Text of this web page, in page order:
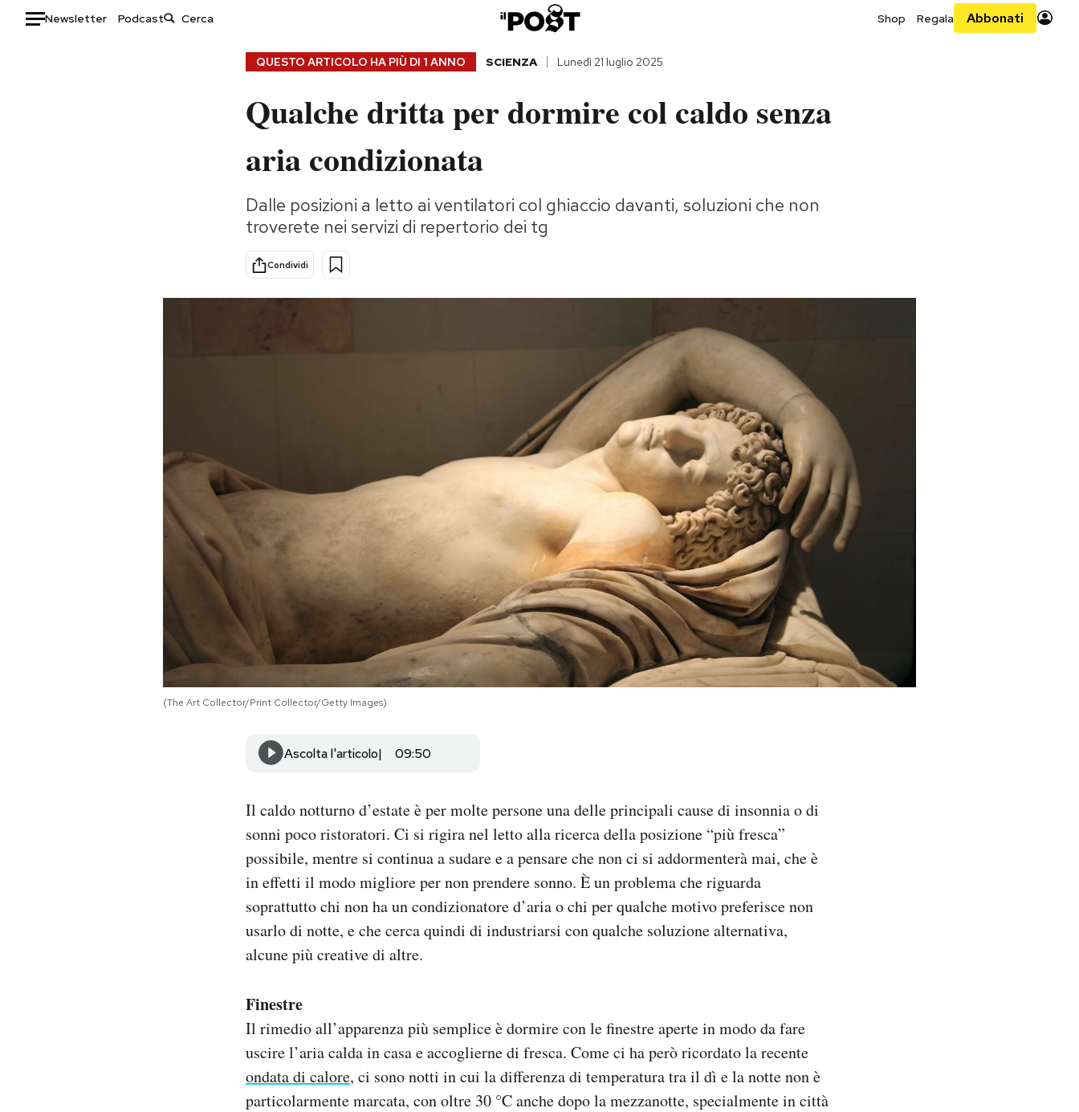
Newsletter Podcast Shop Regala Abbonati
Storie/Idee
Ok Boomer!
Altrecose
QUESTO ARTICOLO HA PIÙ DI 1 ANNO SCIENZA Lunedì 21 luglio 2025
Qualche dritta per dormire col caldo senza
aria condizionata
Dalle posizioni a letto ai ventilatori col ghiaccio davanti, soluzioni che non
troverete nei servizi di repertorio dei tg
Condividi
(The Art Collector/Print Collector/Getty Images)
Ascolta l'articolo 09:50
Il caldo notturno d’estate è per molte persone una delle principali cause di insonnia o di
sonni poco ristoratori. Ci si rigira nel letto alla ricerca della posizione “più fresca”
possibile, mentre si continua a sudare e a pensare che non ci si addormenterà mai, che è
in effetti il modo migliore per non prendere sonno. È un problema che riguarda
soprattutto chi non ha un condizionatore d’aria o chi per qualche motivo preferisce non
usarlo di notte, e che cerca quindi di industriarsi con qualche soluzione alternativa,
alcune più creative di altre.
Finestre
Il rimedio all’apparenza più semplice è dormire con le finestre aperte in modo da fare
uscire l’aria calda in casa e accoglierne di fresca. Come ci ha però ricordato la recente
ondata di calore, ci sono notti in cui la differenza di temperatura tra il dì e la notte non è
particolarmente marcata, con oltre 30 °C anche dopo la mezzanotte, specialmente in città